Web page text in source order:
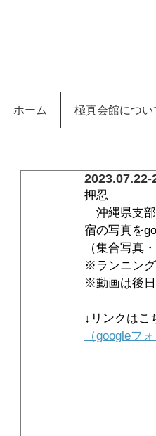
ホーム 極真会館につい
押忍
沖縄県支部
宿の写真を
（集合写真
※ランニン
※動画は後
↓リンクはこ
（googleフォ